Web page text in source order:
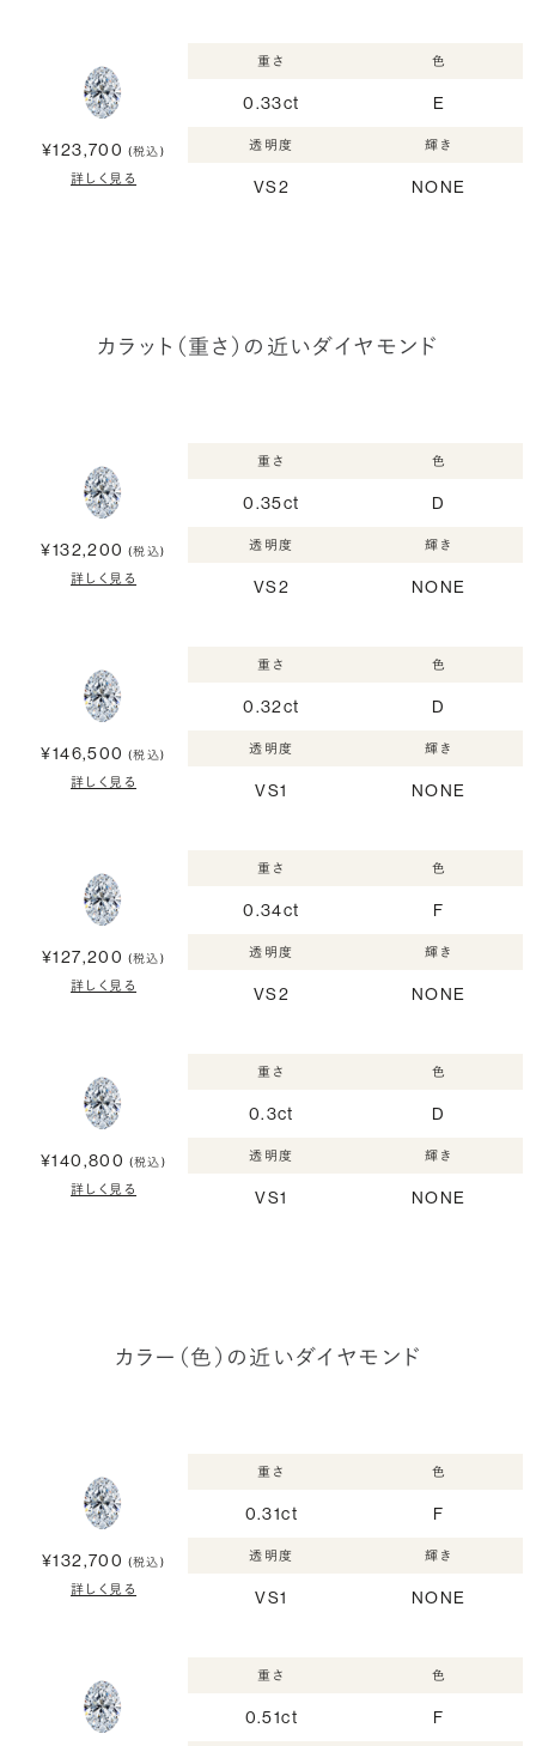
¥123,700 (税込)
詳しく見る
重さ
0.33ct
色
E
透明度
VS2
輝き
NONE
カラット（重さ）の近いダイヤモンド
¥132,200 (税込)
詳しく見る
重さ
0.35ct
色
D
透明度
VS2
輝き
NONE
¥146,500 (税込)
詳しく見る
重さ
0.32ct
色
D
透明度
VS1
輝き
NONE
¥127,200 (税込)
詳しく見る
重さ
0.34ct
色
F
透明度
VS2
輝き
NONE
¥140,800 (税込)
詳しく見る
重さ
0.3ct
色
D
透明度
VS1
輝き
NONE
カラー（色）の近いダイヤモンド
¥132,700 (税込)
詳しく見る
重さ
0.31ct
色
F
透明度
VS1
輝き
NONE
重さ
0.51ct
色
F